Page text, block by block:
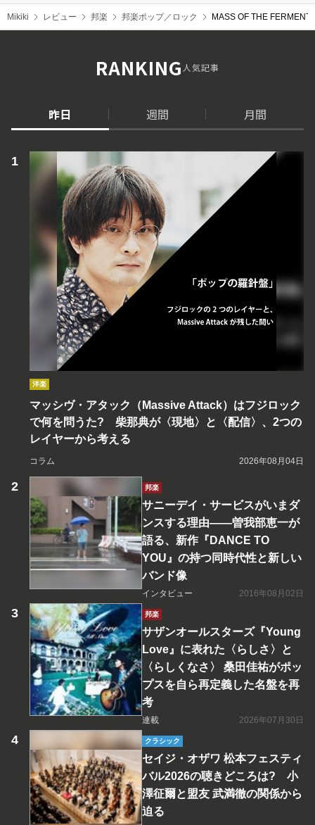
Mikiki レビュー 邦楽 邦楽ポップ／ロック MASS OF THE
RANKING人気記事
昨日 週間 月間
洋楽
マッシヴ・アタック（Massive Attack）はフジロック
で何を問うた? 柴那典が〈現地〉と〈配信〉、2つの
レイヤーから考える
コラム 2026年08月04日
邦楽
サニーデイ・サービスがいまダ
ンスする理由――曽我部恵一が
語る、新作『DANCE TO
YOU』の持つ同時代性と新しい
バンド像
インタビュー 2016年08月02日
邦楽
サザンオールスターズ『Young
Love』に表れた〈らしさ〉と
〈らしくなさ〉 桑田佳祐がポッ
プスを自ら再定義した名盤を再
考
連載 2026年07月30日
クラシック
セイジ・オザワ 松本フェスティ
バル2026の聴きどころは? 小
澤征爾と盟友 武満徹の関係から
迫る